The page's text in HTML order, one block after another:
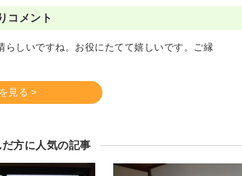
コメント
しいですね。お役にたてて嬉しいです。ご縁
見る >
方に人気の記事